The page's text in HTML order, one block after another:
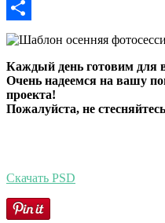
Telegram
Отправить
Каждый день готовим для
Очень надеемся на вашу
проекта!
Пожалуйста, не
Скачать PSD